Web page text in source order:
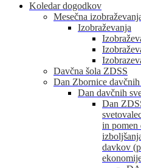
Koledar dogodkov
Mesečna
Izobraževanja
Davčna šola ZDSS
Dan Zbornice
Dan davčnih
Dan
in pomen
davkov